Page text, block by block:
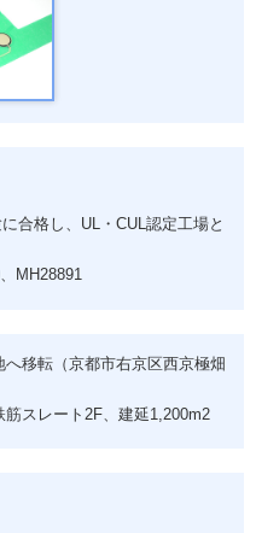
合格し、UL・CUL認定工場と
MH28891
へ移転（京都市右京区西京極畑
スレート2F、建延1,200m2